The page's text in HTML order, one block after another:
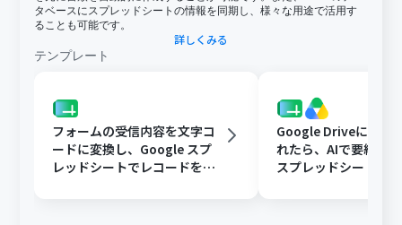
タベースにスプレッドシートの情報を同期し、様々な用途で活用す
ることも可能です。
詳しくみる
テンプレート
フォームの受信内容を文字コ
ードに変換し、Google スプ
レッドシートでレコードを追
Google Driveに文書
れたら、AIで要約し
スプレッドシートの